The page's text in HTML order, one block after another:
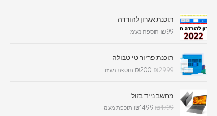
תוכנת אגרון להורדה
₪99 תוספת מע"מ
תוכנת פריוריטי טבולה
₪2999
₪200 תוספת מע"מ
מחשב נייד בזול
₪1799
₪1499 תוספת מע"מ